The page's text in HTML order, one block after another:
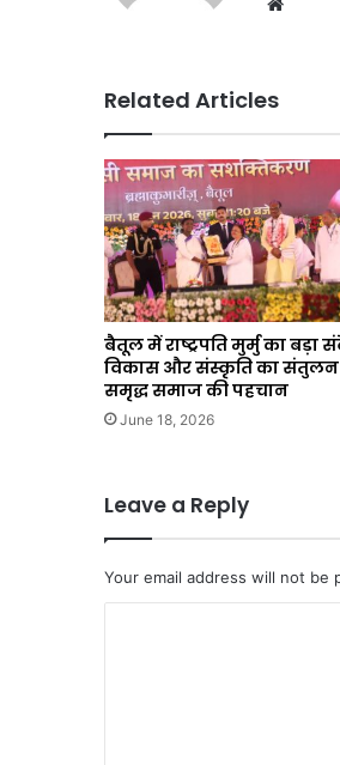
Related Articles
बैतूल में राष्ट्रपति मुर्मु का बड़ा
विकास और संस्कृति का संतुलन
समृद्ध समाज की पहचान
June 18, 2026
Leave a Reply
Your email address will not be